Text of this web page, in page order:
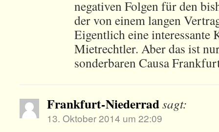
negativen Folgen für den
der von einem langen
Eigentlich eine interessante
Mietrechtler. Aber das ist
sonderbaren Causa
Frankfurt-Niederradsagt:
13. Oktober 2014 um 22:09